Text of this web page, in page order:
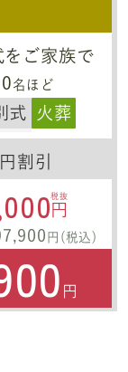
ご家族で
名ほど
式 火葬
割引
税抜
円
円(税込)
円